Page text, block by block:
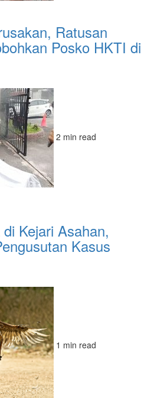
Ratusan
Posko HKTI di
2 min read
Kejari Asahan,
Kasus
1 min read